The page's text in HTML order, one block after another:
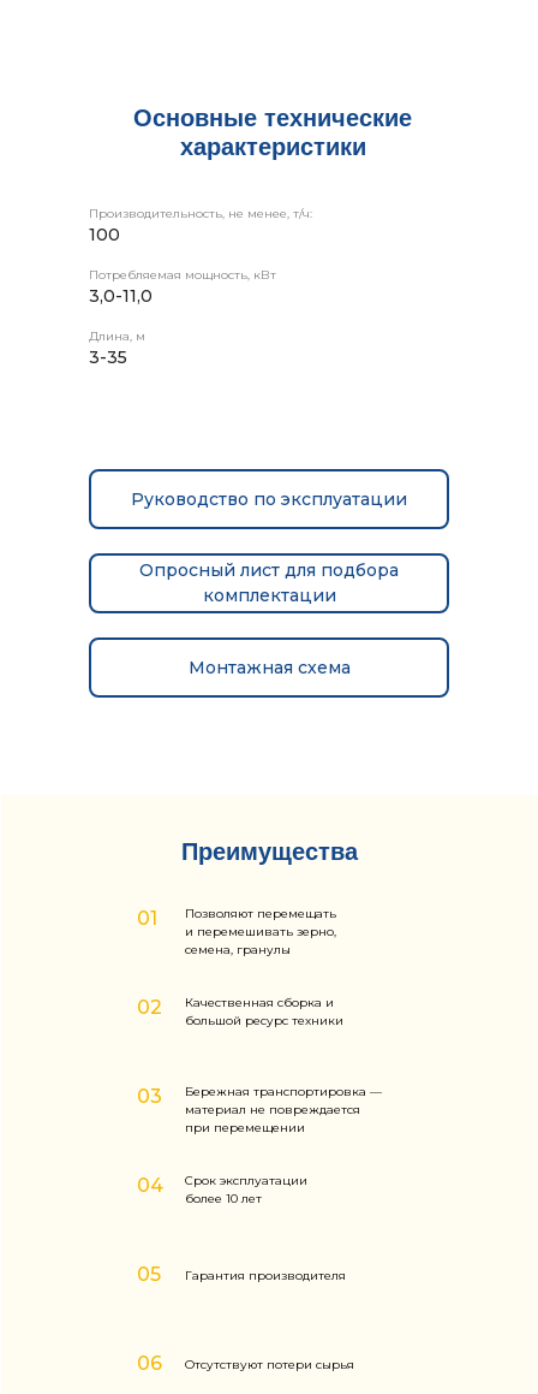
Основные технические
характеристики
Производительность, не менее, т/ч:
100
Потребляемая мощность, кВт
3,0-11,0
Длина, м
3-35
Руководство по эксплуатации
Опросный лист для подбора
комплектации
Монтажная схема
Преимущества
Бережная транспортировка —
материал не повреждается
при перемещении
Отсутствуют потери сырья
01
02
03
Позволяют перемещать
и перемешивать зерно,
семена, гранулы
Срок эксплуатации
более 10 лет
Качественная сборка и
большой ресурс техники
Гарантия производителя
04
05
06